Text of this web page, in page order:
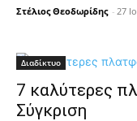
Στέλιος Θεοδωρίδης - 27
Διαδίκτυο
7 καλύτερες
Σύγκριση